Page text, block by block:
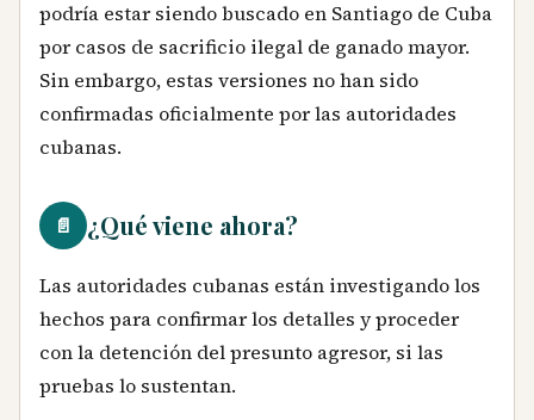
podría estar siendo buscado en Santiago de Cuba
por casos de sacrificio ilegal de ganado mayor.
Sin embargo, estas versiones no han sido
confirmadas oficialmente por las autoridades
cubanas.
📄 ¿Qué viene ahora?
Las autoridades cubanas están investigando los
hechos para confirmar los detalles y proceder
con la detención del presunto agresor, si las
pruebas lo sustentan.